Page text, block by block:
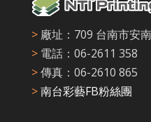
> 廠址：709 台南市安
> 電話：06-2611 358
>傳真：06-2610 865
>南台彩藝FB粉絲團